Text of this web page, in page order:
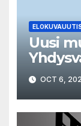
Uusi
OCT 6,